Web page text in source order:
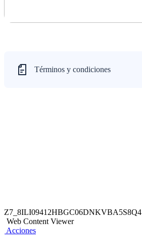
Términos y condiciones
Z7_8ILI09412HBGC06DNKVBA5S8Q4
Web Content Viewer
Acciones